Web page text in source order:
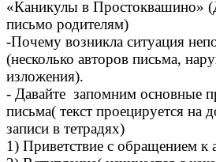
«Каникулы в Простоквашино»
письмо родителям)
-Почему возникла ситуация
(несколько авторов письма,
изложения).
- Давайте запомним основные
письма( текст проецируется на
записи в тетрадях)
1) Приветствие с обращением к